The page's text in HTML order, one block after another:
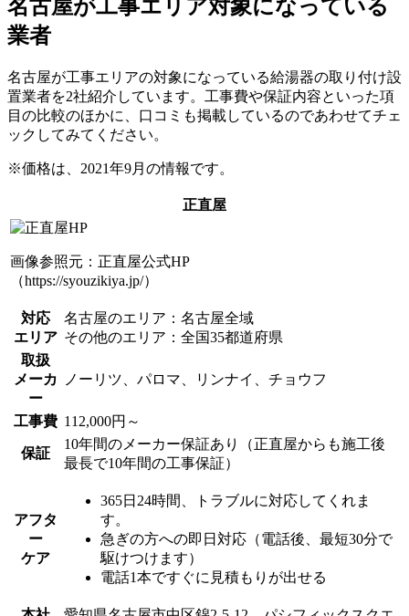
名古屋が工事エリア対象になっている
業者
名古屋が工事エリアの対象になっている給湯器の取り付け設
置業者を2社紹介しています。工事費や保証内容といった項
目の比較のほかに、口コミも掲載しているのであわせてチェ
ックしてみてください。
※価格は、2021年9月の情報です。
正直屋
画像参照元：正直屋公式HP
（https://syouzikiya.jp/）
対応
エリア
名古屋のエリア：名古屋全域
その他のエリア：全国35都道府県
取扱
メーカ
ー
ノーリツ、パロマ、リンナイ、チョウフ
工事費 112,000円～
保証
10年間のメーカー保証あり（正直屋からも施工後
最長で10年間の工事保証）
アフタ
ー
ケア
365日24時間、トラブルに対応してくれま
す。
急ぎの方への即日対応（電話後、最短30分で
駆けつけます）
電話1本ですぐに見積もりが出せる